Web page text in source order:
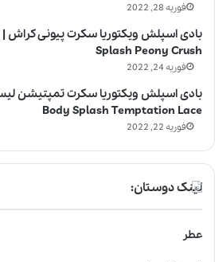
فوریه 28, 2022
Splash Peony Crush
فوریه 24, 2022
Body Splash Temptation Lace
فوریه 22, 2022
لینک دوستان:
عطر